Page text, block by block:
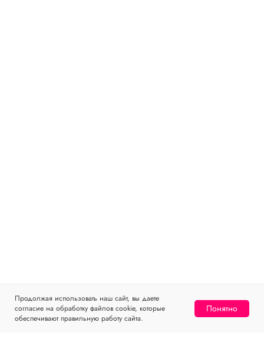
Продолжая использовать наш сайт, вы даете
согласие на обработку файлов cookie, которые
обеспечивают правильную работу сайта.
Понятно